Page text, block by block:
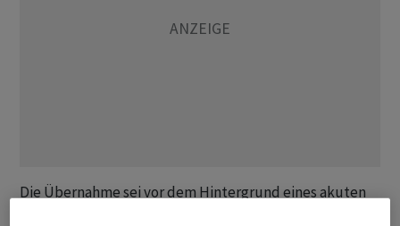
Die Übernahme sei vor dem Hintergrund eines akuten